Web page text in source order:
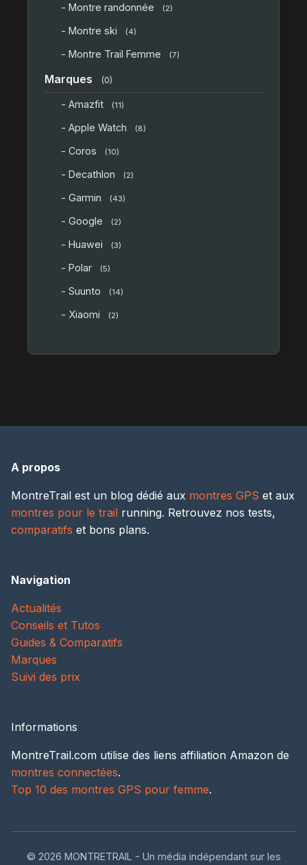
- Montre randonnée (2)
- Montre ski (4)
- Montre Trail Femme (7)
Marques (0)
- Amazfit (11)
- Apple Watch (8)
- Coros (10)
- Decathlon (2)
- Garmin (43)
- Google (2)
- Huawei (3)
- Polar (5)
- Suunto (14)
- Xiaomi (2)
A propos
MontreTrail est un blog dédié aux montres GPS et aux
montres pour le trail running. Retrouvez nos tests,
comparatifs et bons plans.
Navigation
Actualités
Conseils et Tutos
Guides & Comparatifs
Marques
Suivi des prix
Informations
MontreTrail.com utilise des liens affiliation Amazon de
montres connectées.
Top 10 des montres GPS pour femme.
© 2026 MONTRETRAIL - Un média indépendant sur les